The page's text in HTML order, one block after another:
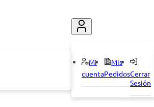
Mi
cuenta
Mis
PedidosCerrar
Sesión